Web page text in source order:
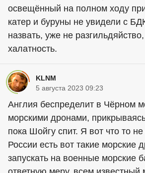
освещённый на полном ходу
катер и буруны не увидели с
назвать, уже не
халатность.
KLNM
5 августа 2023 09:23
Англия беспределит в Чёрном
морскими дронами,
пока Шойгу спит. Я вот что то
России есть вот такие морские
запускать на военные морские